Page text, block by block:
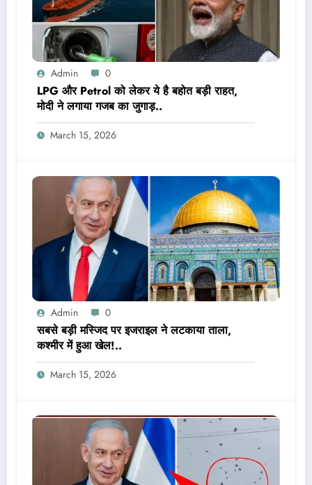
Admin 0
LPG और Petrol को लेकर ये है बहोत बड़ी राहत,
मोदी ने लगाया गजब का जुगाड़..
March 15, 2026
Admin 0
सबसे बड़ी मस्जिद पर इजराइल ने लटकाया ताला,
कश्मीर में हुआ खेल!..
March 15, 2026